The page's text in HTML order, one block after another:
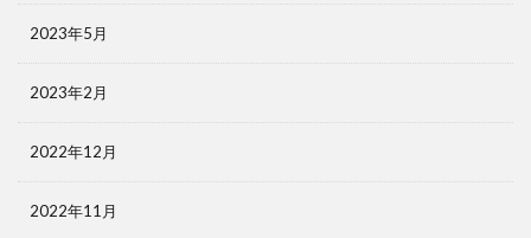
2023年5月
2023年2月
2022年12月
2022年11月